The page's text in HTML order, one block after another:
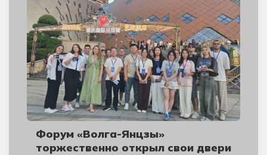
Форум «Волга-Янцзы»
торжественно открыл свои двери